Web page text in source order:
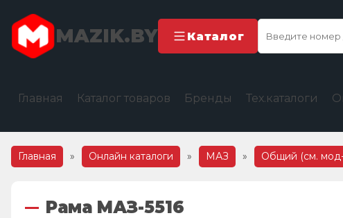
MAZIK.BY Каталог
Главная Каталог товаров Бренды Тех.каталоги
Главная » Онлайн каталоги » МАЗ » Общий (см.
Рама МАЗ-5516